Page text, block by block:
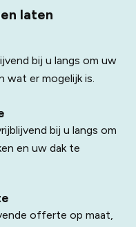
technieken om ervoor
wordt geplaatst, wat
laten
bij u langs om uw
wat er mogelijk is.
bij u langs om
en uw dak te
offerte op maat,